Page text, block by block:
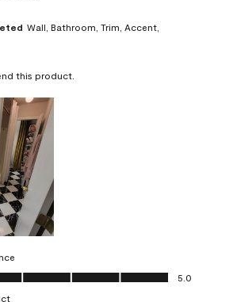
Wall, Bathroom, Trim, Accent,
this product.
5.0 out of 5
5.0